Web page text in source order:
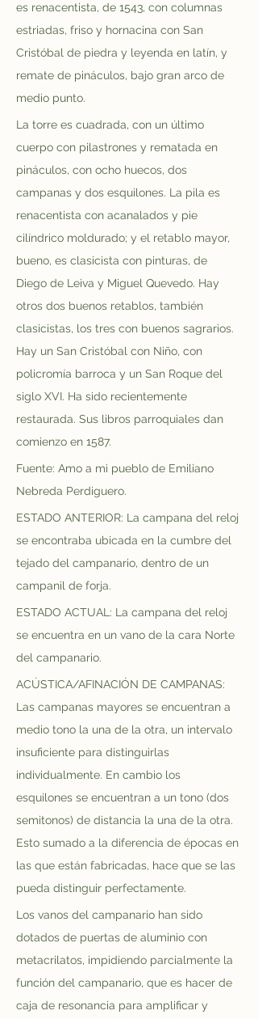
es renacentista, de 1543, con columnas
estriadas, friso y hornacina con San
Cristóbal de piedra y leyenda en latín, y
remate de pináculos, bajo gran arco de
medio punto.
La torre es cuadrada, con un último
cuerpo con pilastrones y rematada en
pináculos, con ocho huecos, dos
campanas y dos esquilones. La pila es
renacentista con acanalados y pie
cilíndrico moldurado; y el retablo mayor,
bueno, es clasicista con pinturas, de
Diego de Leiva y Miguel Quevedo. Hay
otros dos buenos retablos, también
clasicistas, los tres con buenos sagrarios.
Hay un San Cristóbal con Niño, con
policromía barroca y un San Roque del
siglo XVI. Ha sido recientemente
restaurada. Sus libros parroquiales dan
comienzo en 1587.
Fuente: Amo a mi pueblo de Emiliano
Nebreda Perdiguero.
ESTADO ANTERIOR: La campana del reloj
se encontraba ubicada en la cumbre del
tejado del campanario, dentro de un
campanil de forja.
ESTADO ACTUAL: La campana del reloj
se encuentra en un vano de la cara Norte
del campanario.
ACÚSTICA/AFINACIÓN DE CAMPANAS:
Las campanas mayores se encuentran a
medio tono la una de la otra, un intervalo
insuficiente para distinguirlas
individualmente. En cambio los
esquilones se encuentran a un tono (dos
semitonos) de distancia la una de la otra.
Esto sumado a la diferencia de épocas en
las que están fabricadas, hace que se las
pueda distinguir perfectamente.
Los vanos del campanario han sido
dotados de puertas de aluminio con
metacrilatos, impidiendo parcialmente la
función del campanario, que es hacer de
caja de resonancia para amplificar y